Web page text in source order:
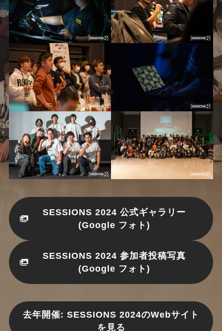
SESSIONS 2024 公式ギャラリー
(Google フォト)
SESSIONS 2024 参加者投稿写真
(Google フォト)
去年開催: SESSIONS 2024のWebサイト
を見る